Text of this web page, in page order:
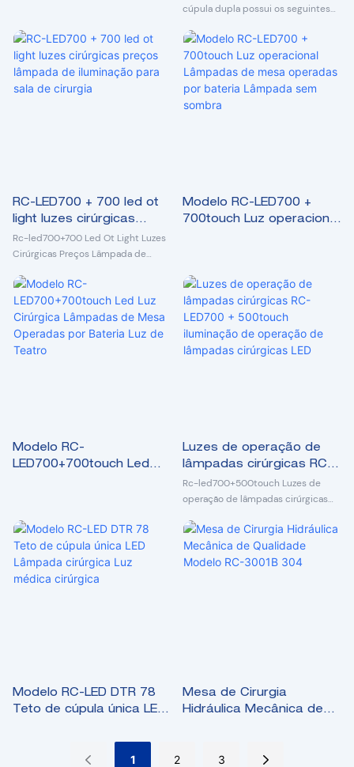
de operação médica
LED
cúpula dupla possui os seguintes
1. Cúpulas duplas ambas são
160000Lux com painel de controle
de toque LCD
2. Iluminação ajustável em 10 etapas
3. Temperatura de cor ajustável em
7. Luz fria LED, aumento de
temperatura da cabeça inferior a 1
tecido e do órgão
9. Alça esterilizadora removível
10. Ajuste do campo de luz
11. Belo design de cabeça de
lâmpada ultrafina
12. Câmera SONY HD integrada
RC-LED700 + 700 led ot
light luzes cirúrgicas
preços lâmpada de
iluminação para sala de
Rc-led700+700 Led Ot Light Luzes
Cirúrgicas Preços Lâmpada de
Modelo RC-LED700 +
700touch Luz operacional
Modelo RC-
LED700+700touch Led
Luzes de operação de
lâmpadas cirúrgicas RC-
LED700 + 500touch
iluminação de operação
LED
Rc-led700+500touch Luzes de
operação de lâmpadas cirúrgicas
lâmpada cirúrgica
Modelo RC-LED DTR 78
Teto de cúpula única LED
Mesa de Cirurgia
Hidráulica Mecânica de
1 2 3